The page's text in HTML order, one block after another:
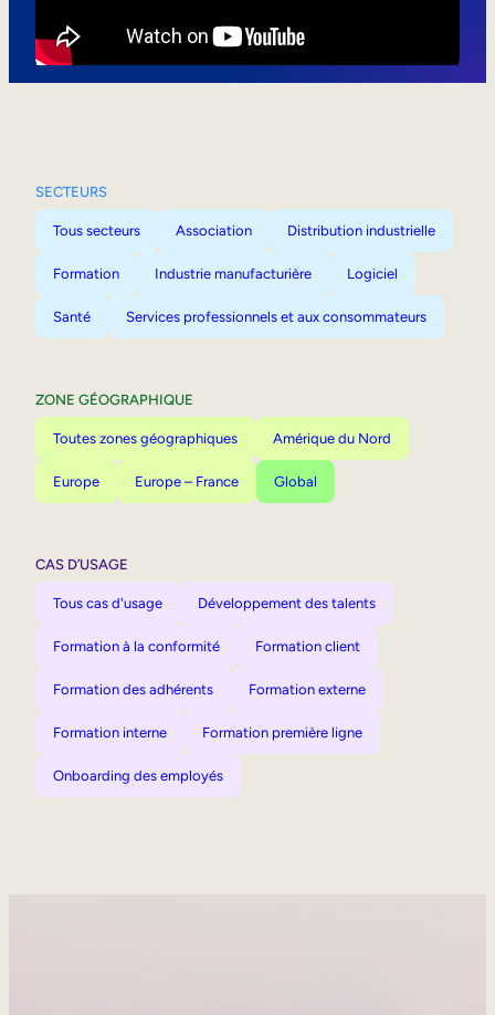
SECTEURS
Tous secteurs Association Distribution industrielle
Formation Industrie manufacturière Logiciel
Santé Services professionnels et aux consommateurs
ZONE GÉOGRAPHIQUE
Toutes zones géographiques Amérique du Nord
Europe Europe – France Global
CAS D’USAGE
Tous cas d'usage Développement des talents
Formation à la conformité Formation client
Formation des adhérents Formation externe
Formation interne Formation première ligne
Onboarding des employés